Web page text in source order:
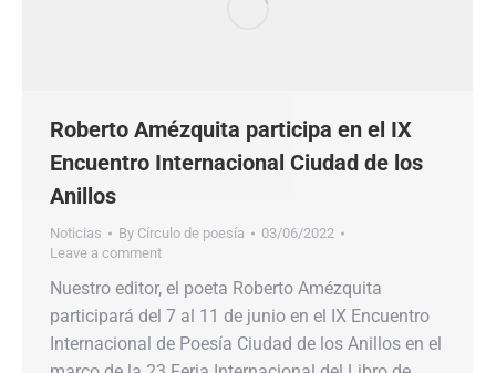
Roberto Amézquita participa en el IX
Encuentro Internacional Ciudad de los
Anillos
Noticias By Círculo de poesía
03/06/2022
Leave a comment
Nuestro editor, el poeta Roberto Amézquita
participará del 7 al 11 de junio en el IX Encuentro
Internacional de Poesía Ciudad de los Anillos en el